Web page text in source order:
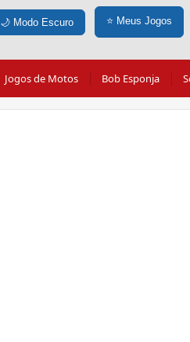
🌙 Modo Escuro ⭐ Meus Jogos
Jogos de Motos Bob Esponja